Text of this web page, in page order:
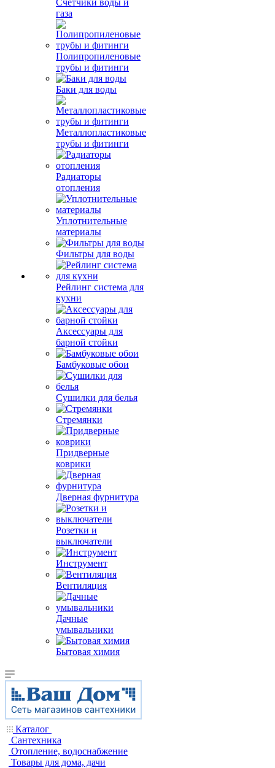
Счетчики воды и
газа
Полипропиленовые
трубы и фитинги
Баки для воды
Металлопластиковые
трубы и фитинги
Радиаторы
отопления
Уплотнительные
материалы
Фильтры для воды
Рейлинг система для
кухни
Аксессуары для
барной стойки
Бамбуковые обои
Сушилки для белья
Стремянки
Придверные
коврики
Дверная фурнитура
Розетки и
выключатели
Инструмент
Вентиляция
Дачные
умывальники
Бытовая химия
Каталог
Сантехника
Отопление, водоснабжение
Товары для дома, дачи